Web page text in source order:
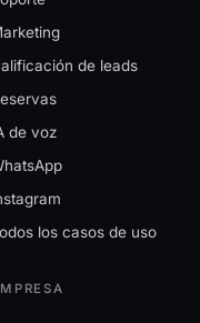
de leads
de voz
los casos de uso